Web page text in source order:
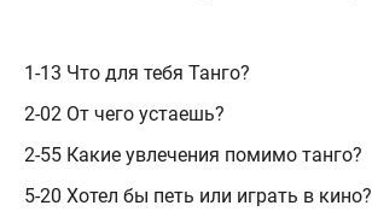
1-13 Что для тебя Танго?
2-02 От чего устаешь?
2-55 Какие увлечения помимо танго?
5-20 Хотел бы петь или играть в кино?